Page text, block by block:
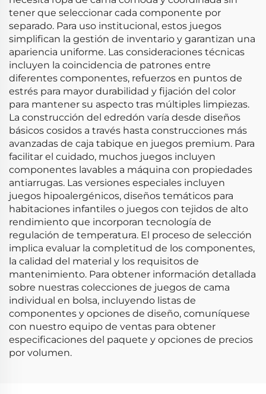
tener que seleccionar cada componente por
separado. Para uso institucional, estos juegos
simplifican la gestión de inventario y garantizan una
apariencia uniforme. Las consideraciones técnicas
incluyen la coincidencia de patrones entre
diferentes componentes, refuerzos en puntos de
estrés para mayor durabilidad y fijación del color
para mantener su aspecto tras múltiples limpiezas.
La construcción del edredón varía desde diseños
básicos cosidos a través hasta construcciones más
avanzadas de caja tabique en juegos premium. Para
facilitar el cuidado, muchos juegos incluyen
componentes lavables a máquina con propiedades
antiarrugas. Las versiones especiales incluyen
juegos hipoalergénicos, diseños temáticos para
habitaciones infantiles o juegos con tejidos de alto
rendimiento que incorporan tecnología de
regulación de temperatura. El proceso de selección
implica evaluar la completitud de los componentes,
la calidad del material y los requisitos de
mantenimiento. Para obtener información detallada
sobre nuestras colecciones de juegos de cama
individual en bolsa, incluyendo listas de
componentes y opciones de diseño, comuníquese
con nuestro equipo de ventas para obtener
especificaciones del paquete y opciones de precios
por volumen.